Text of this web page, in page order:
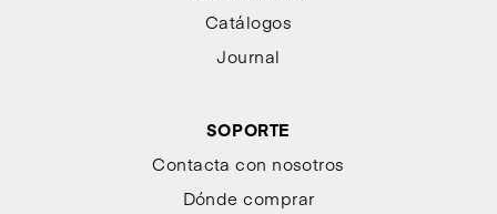
Catálogos
Journal
SOPORTE
Contacta con nosotros
Dónde comprar